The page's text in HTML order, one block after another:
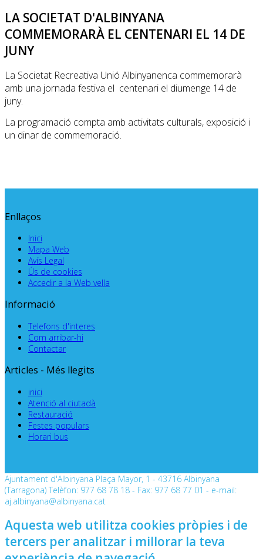
LA SOCIETAT D'ALBINYANA
COMMEMORARÀ EL CENTENARI EL 14 DE
JUNY
La Societat Recreativa Unió Albinyanenca commemorarà
amb una jornada festiva el centenari el diumenge 14 de
juny.
La programació compta amb activitats culturals, exposició i
un dinar de commemoració.
Enllaços
Inici
Mapa Web
Avís Legal
Ús de cookies
Accedir a la Web vella
Informació
Telefons d'interes
Com arribar-hi
Contactar
Articles - Més llegits
inici
Atenció al ciutadà
Restauració
Festes populars
Horari bus
Ajuntament d'Albinyana Plaça Mayor, 1 - 43716 Albinyana
(Tarragona) Telèfon: 977 68 78 18 - Fax: 977 68 77 01 - e-mail:
aj.albinyana@albinyana.cat
Aquesta web utilitza cookies pròpies i de
tercers per analitzar i millorar la teva